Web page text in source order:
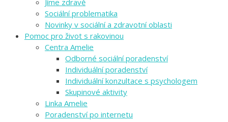
Jíme zdravě
Sociální problematika
Novinky v sociální a zdravotní oblasti
Pomoc pro život s rakovinou
Centra Amelie
Odborné sociální poradenství
Individuální poradenství
Individuální konzultace s psychologem
Skupinové aktivity
Linka Amelie
Poradenství po internetu